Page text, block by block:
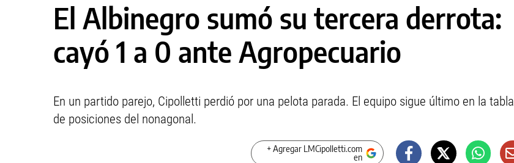
El Albinegro sumó su tercera derrota:
cayó 1 a 0 ante Agropecuario
En un partido parejo, Cipolletti perdió por una pelota parada. El equipo sigue último en la tabla
de posiciones del nonagonal.
+ Agregar LMCipolletti.com
en